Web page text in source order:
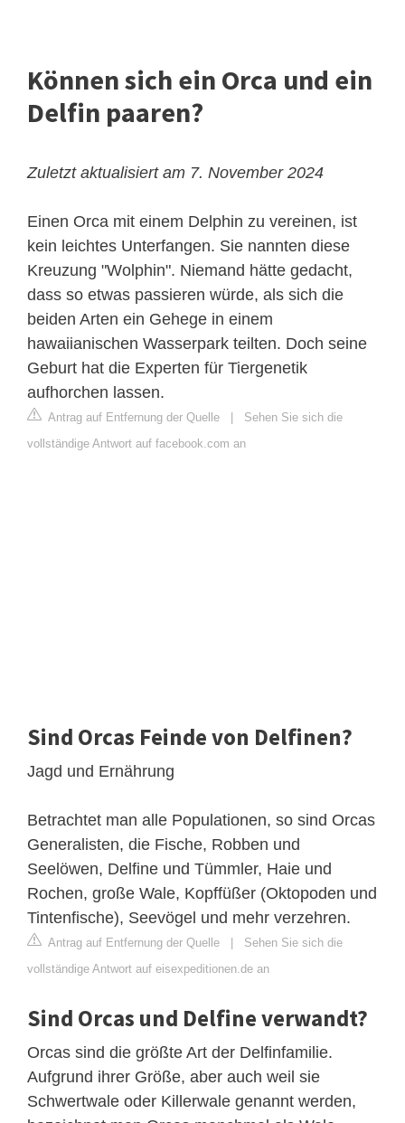
Können sich ein Orca und ein
Delfin paaren?
Zuletzt aktualisiert am 7. November 2024
Einen Orca mit einem Delphin zu vereinen, ist
kein leichtes Unterfangen. Sie nannten diese
Kreuzung "Wolphin". Niemand hätte gedacht,
dass so etwas passieren würde, als sich die
beiden Arten ein Gehege in einem
hawaiianischen Wasserpark teilten. Doch seine
Geburt hat die Experten für Tiergenetik
aufhorchen lassen.
Antrag auf Entfernung der Quelle
Sehen Sie sich die
vollständige Antwort auf facebook.com an
Sind Orcas Feinde von Delfinen?
Jagd und Ernährung
Betrachtet man alle Populationen, so sind Orcas
Generalisten, die Fische, Robben und
Seelöwen, Delfine und Tümmler, Haie und
Rochen, große Wale, Kopffüßer (Oktopoden und
Tintenfische), Seevögel und mehr verzehren.
Antrag auf Entfernung der Quelle
Sehen Sie sich die
vollständige Antwort auf eisexpeditionen.de an
Sind Orcas und Delfine verwandt?
Orcas sind die größte Art der Delfinfamilie.
Aufgrund ihrer Größe, aber auch weil sie
Schwertwale oder Killerwale genannt werden,